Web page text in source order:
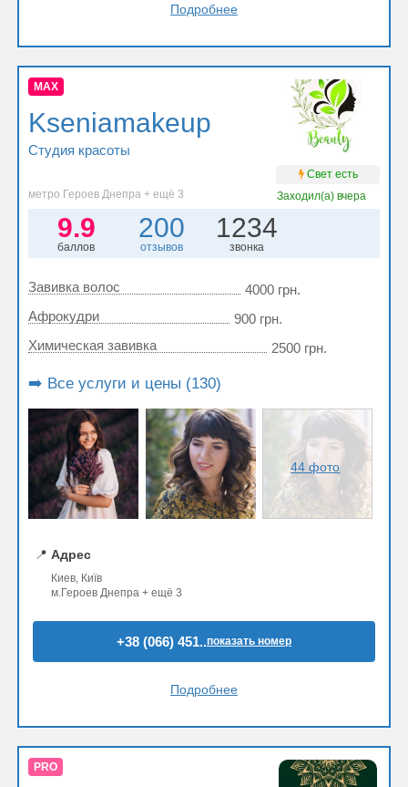
Подробнее
MAX
Kseniamakeup
Студия красоты
Свет есть
метро Героев Днепра + ещё 3
Заходил(а) вчера
9.9
баллов
200
отзывов
1234
звонка
Завивка волос
4000 грн.
Афрокудри
900 грн.
Химическая завивка
2500 грн.
➡️ Все услуги и цены (130)
44 фото
📍 Адрес
Киев, Київ
м.Героев Днепра + ещё 3
+38 (066) 451..показать номер
Подробнее
PRO